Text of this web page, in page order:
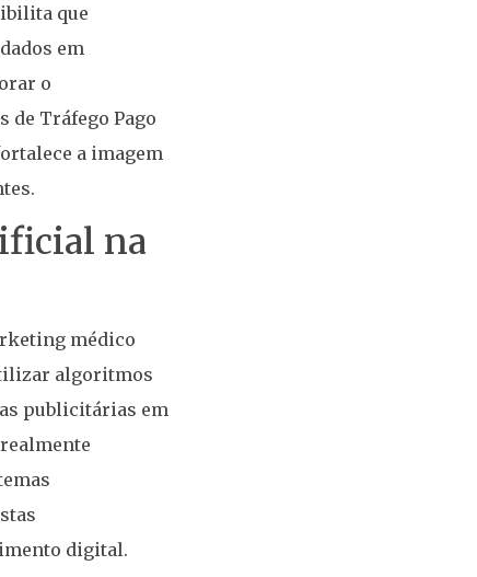
que
em
o
de Tráfego Pago
a imagem
na
médico
algoritmos
publicitárias em
digital.